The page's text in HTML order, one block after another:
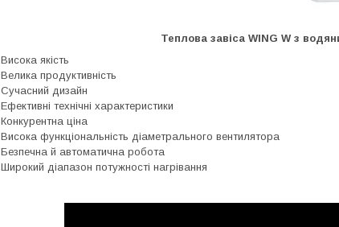
Теплова завіса WING W з
Висока якість
Велика продуктивність
Сучасний дизайн
Ефективні технічні характеристики
Конкурентна ціна
Висока функціональність діаметрального вентилятора
Безпечна й автоматична робота
Широкий діапазон потужності нагрівання